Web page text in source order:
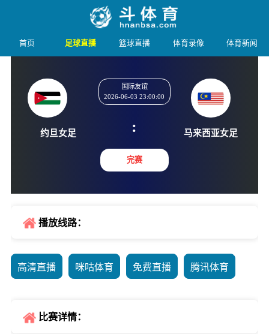
首页 足球直播 篮球直播 体育录像 体育新闻
国际友谊
2026-06-03 23:00:00
:
完赛
播放线路：
高清直播 咪咕体育 免费直播 腾讯体育
比赛详情：